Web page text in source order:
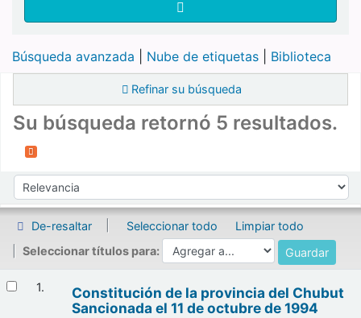
Búsqueda avanzada Nube de etiquetas Biblioteca
Refinar su búsqueda
Su búsqueda retornó 5 resultados.
Ordenar por:
De-resaltar Seleccionar todo
Limpiar todo
Seleccionar títulos para:
1.
Constitución de la provincia del Chubut
Sancionada el 11 de octubre de 1994